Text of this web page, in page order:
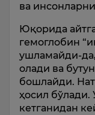
ва
Юқорида
гемоглобин
ушламайди-
олади ва
бошлайди.
ҳосил бўлади.
кетганидан